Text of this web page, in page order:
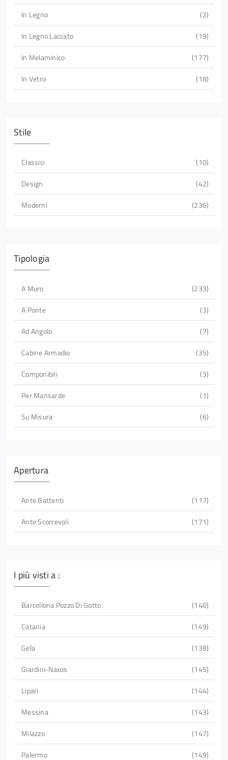
In Legno
2
In Legno Laccato
19
In Melaminico
177
In Vetro
18
Stile
Classici
10
Design
42
Moderni
236
Tipologia
A Muro
233
A Ponte
3
Ad Angolo
7
Cabine Armadio
35
Componibili
3
Per Mansarde
1
Su Misura
6
Apertura
Ante Battenti
117
Ante Scorrevoli
171
I più visti a :
Barcellona Pozzo Di Gotto
140
Catania
149
Gela
138
Giardini-Naxos
145
Lipari
144
Messina
143
Milazzo
147
Palermo
149